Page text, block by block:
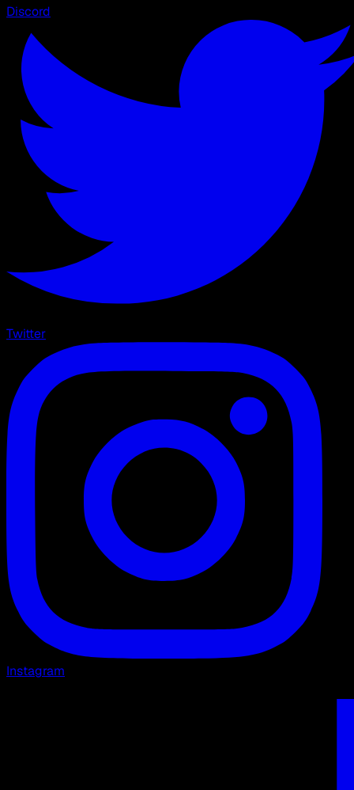
Discord
Twitter
Instagram